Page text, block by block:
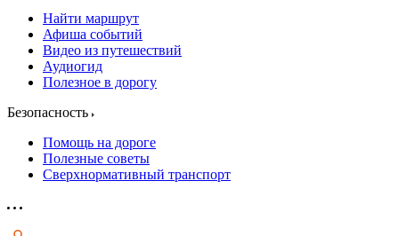
Найти маршрут
Афиша событий
Видео из путешествий
Аудиогид
Полезное в дорогу
Безопасность
Помощь на дороге
Полезные советы
Сверхнормативный транспорт